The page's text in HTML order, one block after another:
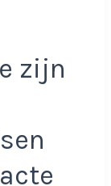
zijn